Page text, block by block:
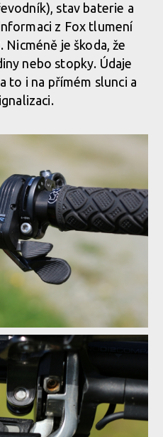
stav baterie a
z Fox tlumení
Nicméně je škoda, že
nebo stopky. Údaje
to i na přímém slunci a
jsem elektrický eRko
jsem elektrický eRko